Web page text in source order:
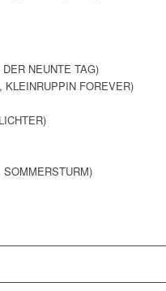
NEUNTE TAG)
KLEINRUPPIN FOREVER)